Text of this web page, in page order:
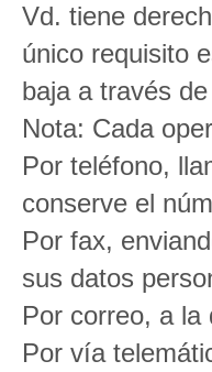
Vd. tiene
único requisito
baja a través
Nota: Cada
Por teléfono,
conserve el
Por fax,
sus datos
Por correo, a la
Por vía